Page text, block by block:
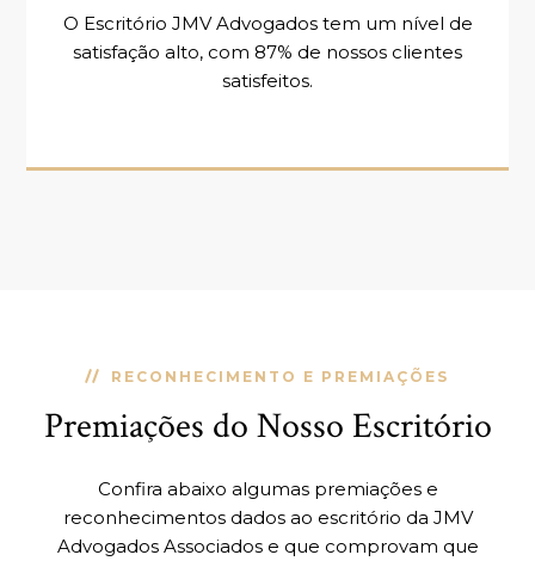
O Escritório JMV Advogados tem um nível de
satisfação alto, com 87% de nossos clientes
satisfeitos.
RECONHECIMENTO E PREMIAÇÕES
Premiações do Nosso Escritório
Confira abaixo algumas premiações e
reconhecimentos dados ao escritório da JMV
Advogados Associados e que comprovam que